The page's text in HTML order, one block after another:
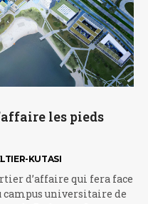
les pieds
KUTASI
d’affaire qui fera face
campus universitaire de